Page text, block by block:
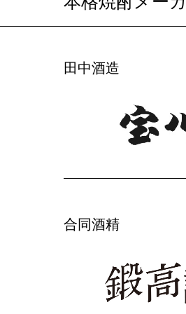
田中酒造
合同酒精